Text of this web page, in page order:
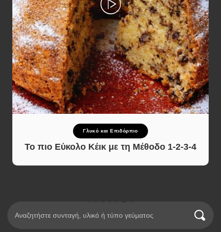
Γλυκό και Επιδόρπιο
Το πιο Εύκολο Κέικ με τη Μέθοδο 1-2-3-4